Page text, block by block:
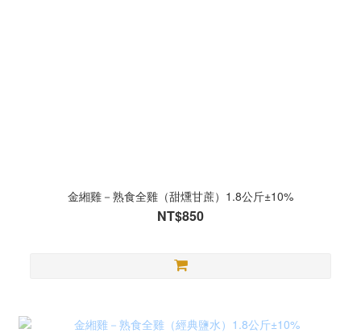
金緗雞－熟食全雞（甜燻甘蔗）1.8公斤±10%
NT$850